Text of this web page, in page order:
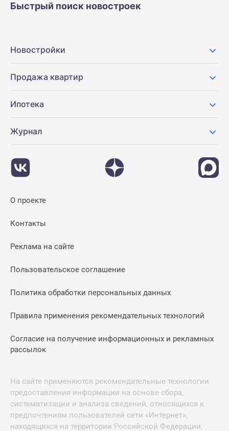
Быстрый поиск новостроек
Новостройки
Продажа квартир
Ипотека
Журнал
О проекте
Контакты
Реклама на сайте
Пользовательское соглашение
Политика обработки персональных данных
Правила применения рекомендательных технологий
Согласие на получение информационных и рекламных
рассылок
На сайте применяются рекомендательные технологии
предоставления информации на основе сбора,
систематизации и анализа сведений, относящихся к
предпочтениям пользователей сети «Интернет»,
находящихся на территории Российской Федерации.